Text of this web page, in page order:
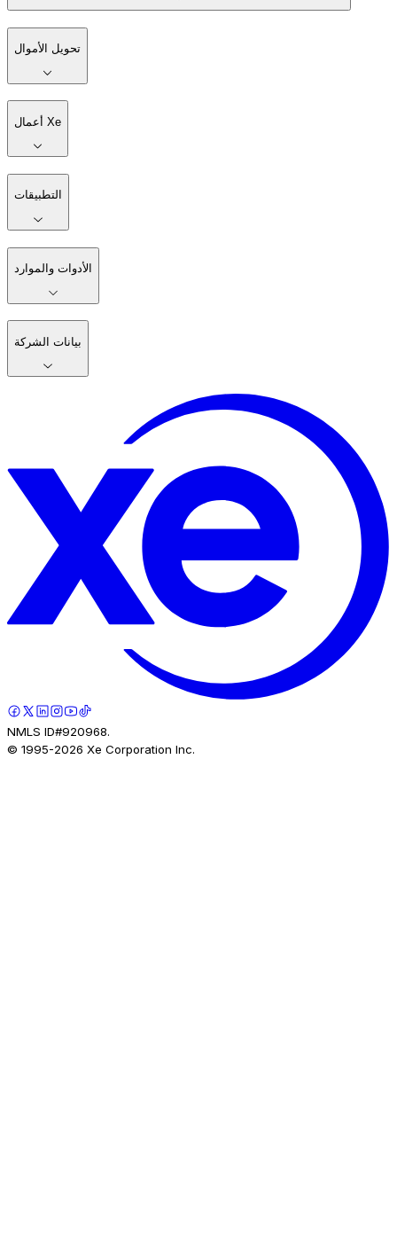
تحويل الأموال
أعمال Xe
التطبيقات
الأدوات والموارد
بيانات الشركة
NMLS ID#920968.
© 1995-2026 Xe Corporation Inc.